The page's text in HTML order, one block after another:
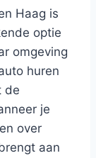
Haag is
optie
omgeving
huren
de
je
over
aan